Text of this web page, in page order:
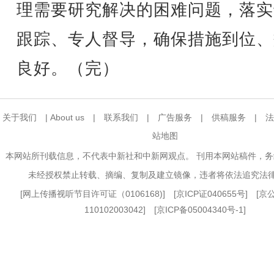
理需要研究解决的困难问题，落
跟踪、专人督导，确保措施到位
良好。（完）
关于我们 | About us | 联系我们 | 广告服务 | 供稿服务 |
站地图
本网站所刊载信息，不代表中新社和中新网观点。 刊用本网站稿件，
未经授权禁止转载、摘编、复制及建立镜像，违者将依法追究法
[网上传播视听节目许可证（0106168)] [京ICP证040655号] [京
110102003042] [京ICP备05004340号-1]